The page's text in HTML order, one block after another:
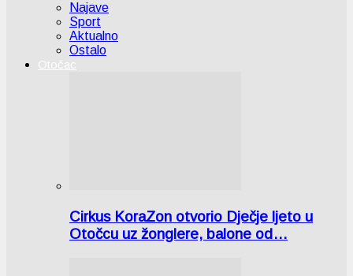
Najave
Sport
Aktualno
Ostalo
Otočac
Cirkus KoraZon otvorio Dječje ljeto u
Otočcu uz žonglere, balone od…